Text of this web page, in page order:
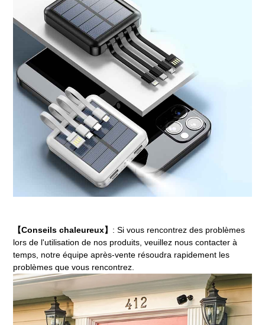
【Conseils chaleureux】 : Si vous rencontrez des problèmes
lors de l'utilisation de nos produits, veuillez nous contacter à
temps, notre équipe après-vente résoudra rapidement les
problèmes que vous rencontrez.